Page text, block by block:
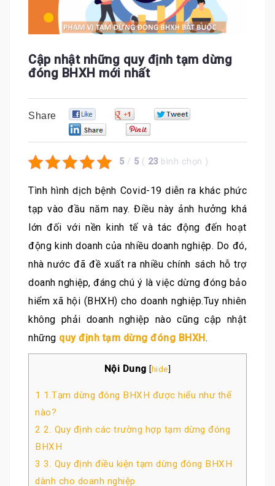
Cập nhật những quy định tạm dừng
đóng BHXH mới nhất
Share
5 / 5 ( 23 bình chọn )
Tình hình dịch bệnh Covid-19 diễn ra khác phức
tạp vào đầu năm nay. Điều này ảnh hưởng khá
lớn đối với nền kinh tế và tác động đến hoạt
động kinh doanh của nhiều doanh nghiệp. Do đó,
nhà nước đã đề xuất ra nhiều chính sách hỗ trợ
doanh nghiệp, đáng chú ý là việc dừng đóng bảo
hiểm xã hội (BHXH) cho doanh nghiệp.Tuy nhiên
không phải doanh nghiệp nào cũng cập nhật
những quy định tạm dừng đóng BHXH.
Nội Dung [hide]
1 1.Tạm dừng đóng BHXH được hiểu như thế
nào?
2 2. Quy định các trường hợp tạm dừng đóng
BHXH
3 3. Quy định điều kiện tạm dừng đóng BHXH
dành cho doanh nghiệp